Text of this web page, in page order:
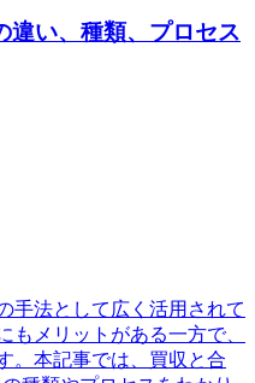
い、種類、プロセス
手法として広く活用されて
もメリットがある一方で、
。本記事では、買収と合